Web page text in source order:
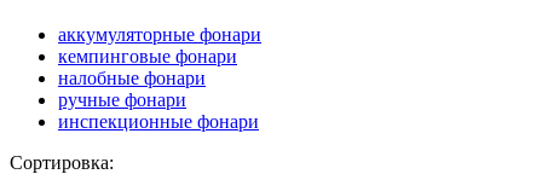
аккумуляторные фонари
кемпинговые фонари
налобные фонари
ручные фонари
инспекционные фонари
Сортировка: